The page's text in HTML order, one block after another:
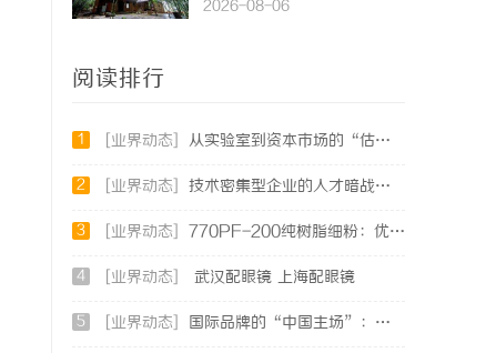
2026-08-06
阅读排行
1 [业界动态] 从实验室到资本市场的“估值倍增器”：专利律师如何重塑硬科技企业的融资逻辑
2 [业界动态] 技术密集型企业的人才暗战：北京商业秘密律师如何守住“人带技术走”的底线
3 [业界动态] 770PF-200纯树脂细粉：优质材料的全貌与应用
4 [业界动态] 武汉配眼镜 上海配眼镜
5 [业界动态] 国际品牌的“中国主场”：北京商标律师在跨境维权中的战略支点